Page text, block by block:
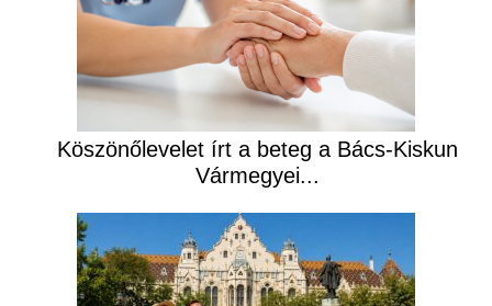
Köszönőlevelet írt a beteg a Bács-Kiskun
Vármegyei...